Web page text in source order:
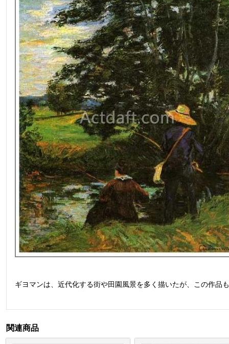
ギヨマンは、近代化する街や田園風景を多く描いたが、この作
関連商品